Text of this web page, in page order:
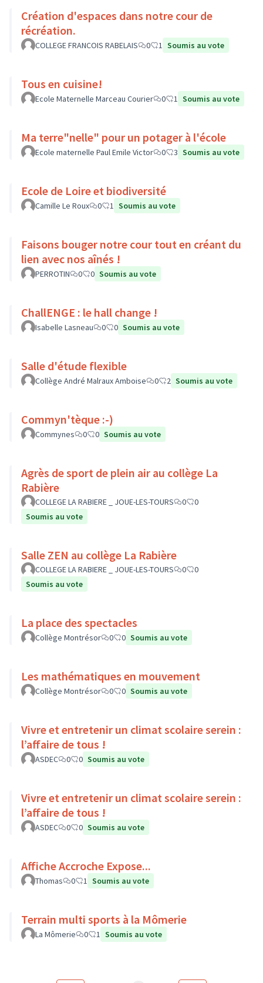
Création d'espaces dans notre cour de
récréation.
COLLEGE FRANCOIS RABELAIS 0 1 Soumis au vote
Tous en cuisine!
Ecole Maternelle Marceau Courier 0 1 Soumis au vote
Ma terre"nelle" pour un potager à l'école
Ecole maternelle Paul Emile Victor 0 3 Soumis au vote
Ecole de Loire et biodiversité
Camille Le Roux 0 1 Soumis au vote
Faisons bouger notre cour tout en créant du
lien avec nos aînés !
PERROTIN 0 0 Soumis au vote
ChallENGE : le hall change !
Isabelle Lasneau 0 0 Soumis au vote
Salle d'étude flexible
Collège André Malraux Amboise 0 2 Soumis au vote
Commyn'tèque :-)
Commynes 0 0 Soumis au vote
Agrès de sport de plein air au collège La
Rabière
COLLEGE LA RABIERE _ JOUE-LES-TOURS 0
0
Soumis au vote
Salle ZEN au collège La Rabière
COLLEGE LA RABIERE _ JOUE-LES-TOURS 0
0
Soumis au vote
La place des spectacles
Collège Montrésor 0 0 Soumis au vote
Les mathématiques en mouvement
Collège Montrésor 0 0 Soumis au vote
Vivre et entretenir un climat scolaire serein :
l’affaire de tous !
ASDEC 0 0 Soumis au vote
Vivre et entretenir un climat scolaire serein :
l’affaire de tous !
ASDEC 0 0 Soumis au vote
Affiche Accroche Expose...
Thomas 0 1 Soumis au vote
Terrain multi sports à la Mômerie
La Mômerie 0 1 Soumis au vote